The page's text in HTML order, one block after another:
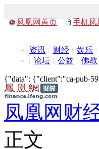
凤凰网首页 手机凤
资讯 财经 娱乐
论坛
公益 佛教
{"data": {"client":"ca-pub-
凤凰网财
正文